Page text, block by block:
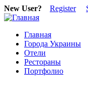
New User? Register
Главная
Города Украины
Отели
Рестораны
Портфолио